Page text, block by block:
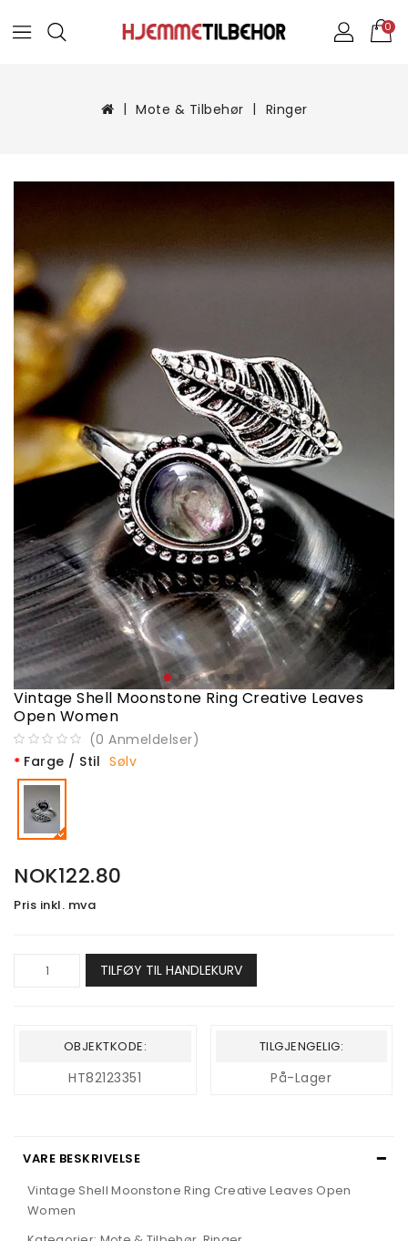
0
Mote & Tilbehør Ringer
Vintage Shell Moonstone Ring Creative Leaves
Open Women
(0 Anmeldelser)
Farge / Stil Sølv
NOK122.80
Pris inkl. mva
TILFØY TIL HANDLEKURV
OBJEKTKODE:
HT82123351
TILGJENGELIG:
På-Lager
VARE BESKRIVELSE
Vintage Shell Moonstone Ring Creative Leaves Open
Women